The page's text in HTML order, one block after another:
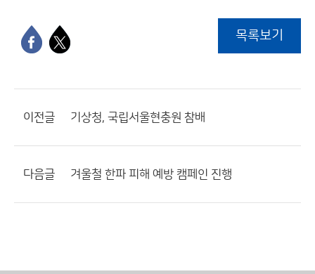
목록보기
이전글 기상청, 국립서울현충원 참배
다음글 겨울철 한파 피해 예방 캠페인 진행